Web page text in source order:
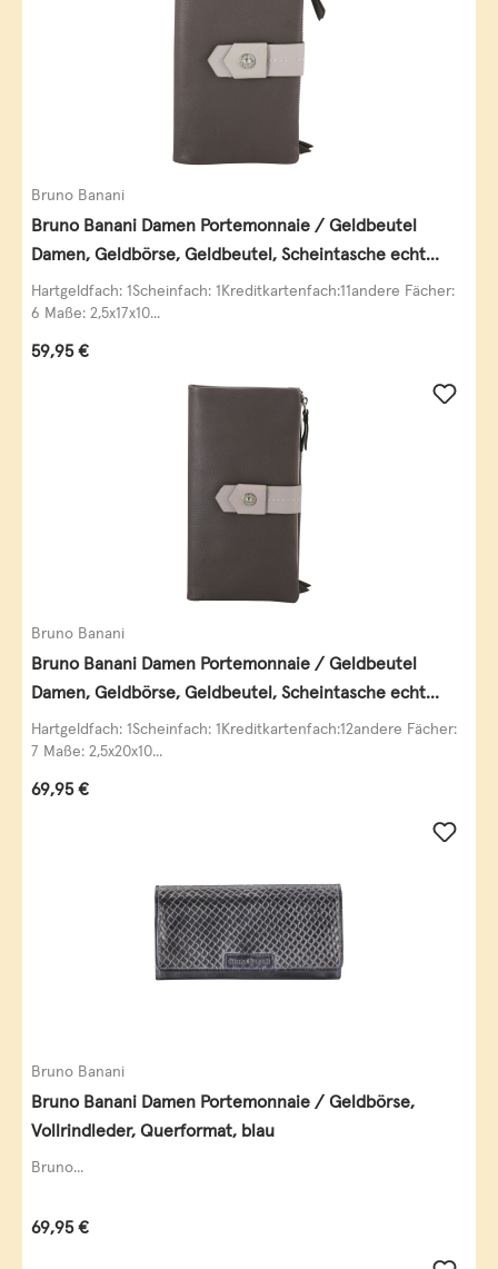
Bruno Banani
Bruno Banani Damen Portemonnaie / Geldbeutel
Damen, Geldbörse, Geldbeutel, Scheintasche echt
Leder
Hartgeldfach: 1Scheinfach: 1Kreditkartenfach:11andere Fächer:
6 Maße: 2,5x17x10...
Regulärer Preis:
59,95 €
Bruno Banani
Bruno Banani Damen Portemonnaie / Geldbeutel
Damen, Geldbörse, Geldbeutel, Scheintasche echt
Leder
Hartgeldfach: 1Scheinfach: 1Kreditkartenfach:12andere Fächer:
7 Maße: 2,5x20x10...
Regulärer Preis:
69,95 €
Bruno Banani
Bruno Banani Damen Portemonnaie / Geldbörse,
Vollrindleder, Querformat, blau
Bruno...
Regulärer Preis:
69,95 €